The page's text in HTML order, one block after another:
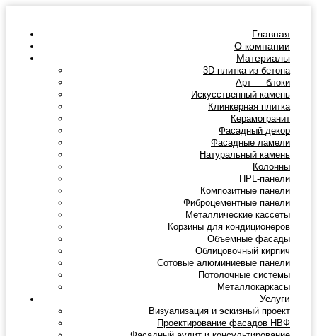
Главная
О компании
Материалы
3D-плитка из бетона
Арт — блоки
Искусственный камень
Клинкерная плитка
Керамогранит
Фасадный декор
Фасадные ламели
Натуральный камень
Колонны
HPL-панели
Композитные панели
Фиброцементные панели
Металлические кассеты
Корзины для кондиционеров
Объемные фасады
Облицовочный кирпич
Сотовые алюминиевые панели
Потолочные системы
Металлокаркасы
Услуги
Визуализация и эскизный проект
Проектирование фасадов НВФ